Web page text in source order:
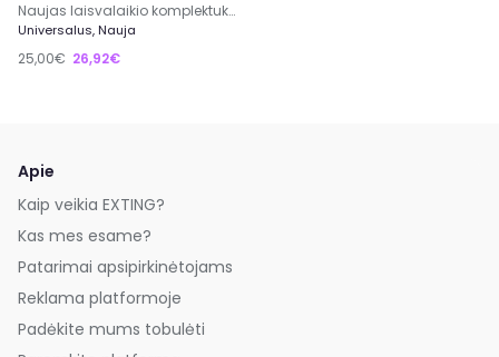
Naujas laisvalaikio komplektukas
Universalus, Nauja
25,00€ 26,92€
Apie
Kaip veikia EXTING?
Kas mes esame?
Patarimai apsipirkinėtojams
Reklama platformoje
Padėkite mums tobulėti